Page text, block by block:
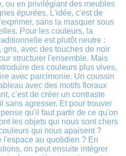
ou en privilégiant des meubles
épurées. L'idée, c'est de
sans la masquer sous
Pour les couleurs, la
est plutôt neutre :
gris, avec des touches de noir
structurer l'ensemble. Mais
des couleurs plus vives,
avec parcimonie. Un coussin
avec des motifs floraux
c'est de créer un contraste
agresser. Et pour trouver
qu'il faut partir de ce qu'on
les objets qui nous sont chers
qui nous apaisent ?
l'espace au quotidien ? En
on peut ensuite intégrer